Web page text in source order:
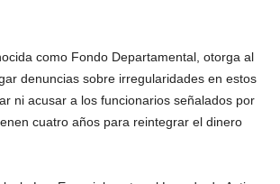
como Fondo Departamental, otorga al
denuncias sobre irregularidades en estos
ni acusar a los funcionarios señalados por
cuatro años para reintegrar el dinero